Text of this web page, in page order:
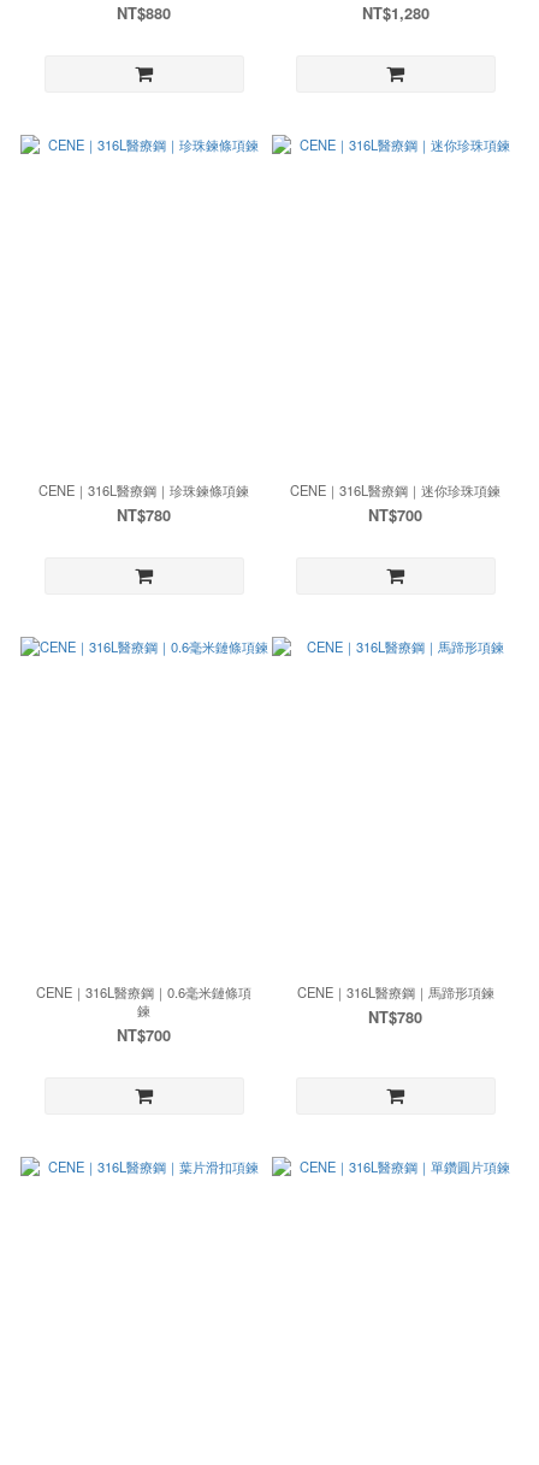
NT$880 NT$1,280
CENE｜316L醫療鋼｜珍珠鍊條項鍊
NT$780
CENE｜316L醫療鋼｜迷你珍珠項鍊
NT$700
CENE｜316L醫療鋼｜0.6毫米鏈條項
鍊
NT$700
CENE｜316L醫療鋼｜馬蹄形項鍊
NT$780